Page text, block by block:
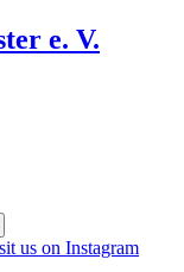
e. V.
us on Instagram